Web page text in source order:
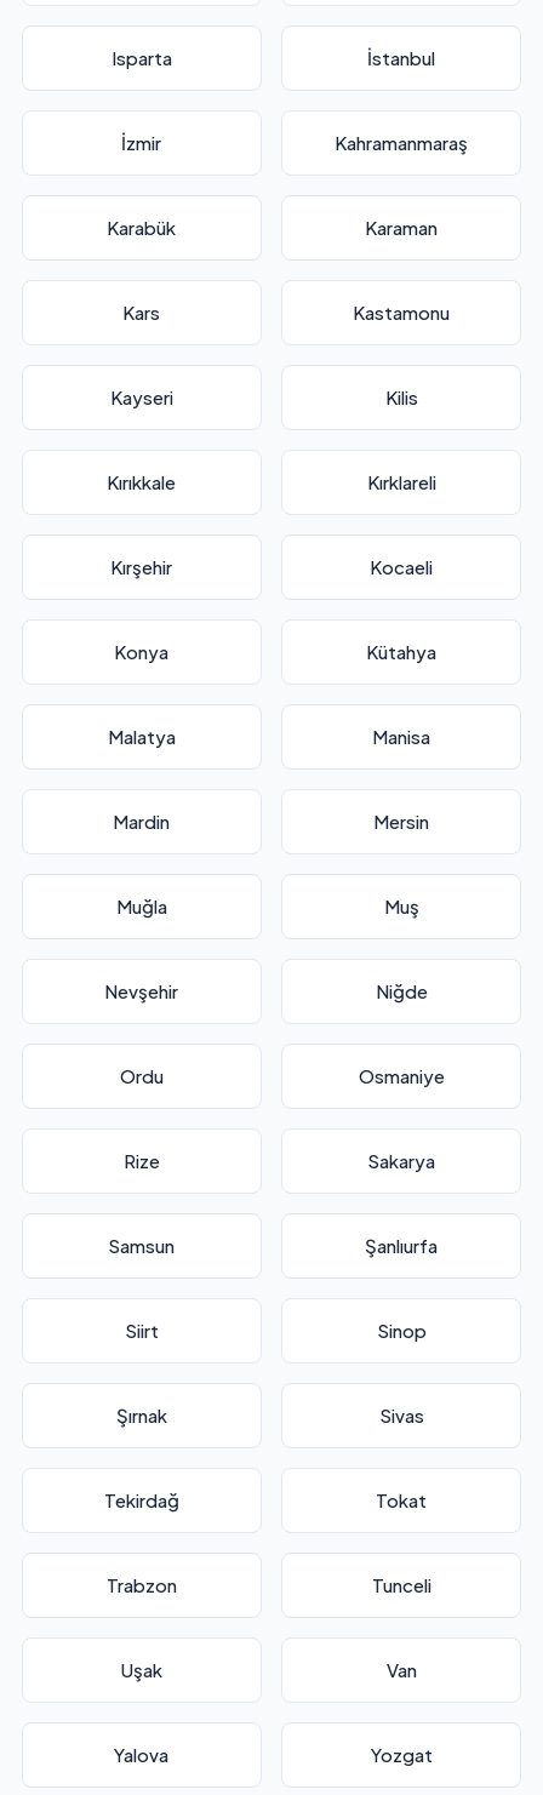
Isparta İstanbul
İzmir Kahramanmaraş
Karabük Karaman
Kars Kastamonu
Kayseri Kilis
Kırıkkale Kırklareli
Kırşehir Kocaeli
Konya Kütahya
Malatya Manisa
Mardin Mersin
Muğla Muş
Nevşehir Niğde
Ordu Osmaniye
Rize Sakarya
Samsun Şanlıurfa
Siirt Sinop
Şırnak Sivas
Tekirdağ Tokat
Trabzon Tunceli
Uşak Van
Yalova Yozgat